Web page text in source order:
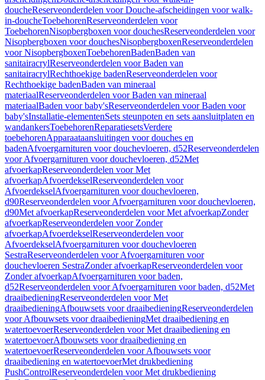
doucheReserveonderdelen voor Douche-afscheidingen voor walk-
in-doucheToebehorenReserveonderdelen voor
ToebehorenNisopbergboxen voor douchesReserveonderdelen voor
Nisopbergboxen voor douchesNisopbergboxenReserveonderdelen
voor NisopbergboxenToebehorenBadenBaden van
sanitairacrylReserveonderdelen voor Baden van
sanitairacrylRechthoekige badenReserveonderdelen voor
Rechthoekige badenBaden van mineraal
materiaalReserveonderdelen voor Baden van mineraal
materiaalBaden voor baby'sReserveonderdelen voor Baden voor
baby'sInstallatie-elementenSets steunpoten en sets aansluitplaten en
wandankersToebehorenReparatiesetsVerdere
toebehorenApparaataansluitingen voor douches en
badenAfvoergarnituren voor douchevloeren, d52Reserveonderdelen
voor Afvoergarnituren voor douchevloeren, d52Met
afvoerkapReserveonderdelen voor Met
afvoerkapAfvoerdekselReserveonderdelen voor
AfvoerdekselAfvoergarnituren voor douchevloeren,
d90Reserveonderdelen voor Afvoergarnituren voor douchevloeren,
d90Met afvoerkapReserveonderdelen voor Met afvoerkapZonder
afvoerkapReserveonderdelen voor Zonder
afvoerkapAfvoerdekselReserveonderdelen voor
AfvoerdekselAfvoergarnituren voor douchevloeren
SestraReserveonderdelen voor Afvoergarnituren voor
douchevloeren SestraZonder afvoerkapReserveonderdelen voor
Zonder afvoerkapAfvoergarnituren voor baden,
d52Reserveonderdelen voor Afvoergarnituren voor baden, d52Met
draaibedieningReserveonderdelen voor Met
draaibedieningAfbouwsets voor draaibedieningReserveonderdelen
voor Afbouwsets voor draaibedieningMet draaibediening en
watertoevoerReserveonderdelen voor Met draaibediening en
watertoevoerAfbouwsets voor draaibediening en
watertoevoerReserveonderdelen voor Afbouwsets voor
draaibediening en watertoevoerMet drukbediening
PushControlReserveonderdelen voor Met drukbediening